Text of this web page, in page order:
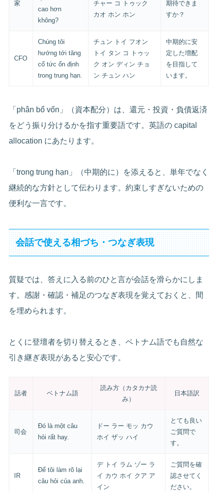
家
cao hơn
không?
チャー コ トゥック
カオ ホン ホン
期待できま
すか？
CFO
Chúng tôi
hướng tới tăng
cổ tức ổn định
trong trung hạn.
チュン トイ フオン
トイ タン コ トゥッ
ク オン ディン チョ
ン チュン ハン
中期的に安
定した増配
を目指して
います。
「phân bổ vốn」（資本配分）は、還元・投資・負債返済
をどう振り分けるかを指す重要語です。英語の capital
allocation にあたります。
「trong trung hạn」（中期的に）を添えると、単年でなく
継続的な方針として伝わります。約束しすぎないための
便利な一言です。
会話で使える相づち・つなぎ表現
質疑では、答えに入る前のひと言が会話を滑らかにしま
す。感謝・確認・補足のつなぎ表現を覚えておくと、間
を埋められます。
とくに登壇者を切り替えるとき、ベトナム語でも自然な
引き継ぎ表現があると安心です。
話者 ベトナム語
読み方（カタカナ読
み）
日本語訳
司会
Đó là một câu
hỏi rất hay.
ドー ラー モッ カウ
ホイ ザッ ハイ
とても良い
ご質問で
す。
IR
Để tôi làm rõ lại
câu hỏi của anh.
デ トイ ラム ゾー ラ
イ カウ ホイ クア ア
イン
ご質問を確
認させてく
ださい。